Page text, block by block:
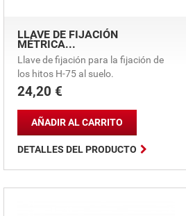
LLAVE DE FIJACIÓN
MÉTRICA...
Llave de fijación para la fijación de
los hitos H-75 al suelo.
Precio
24,20 €

AÑADIR AL CARRITO
DETALLES DEL PRODUCTO